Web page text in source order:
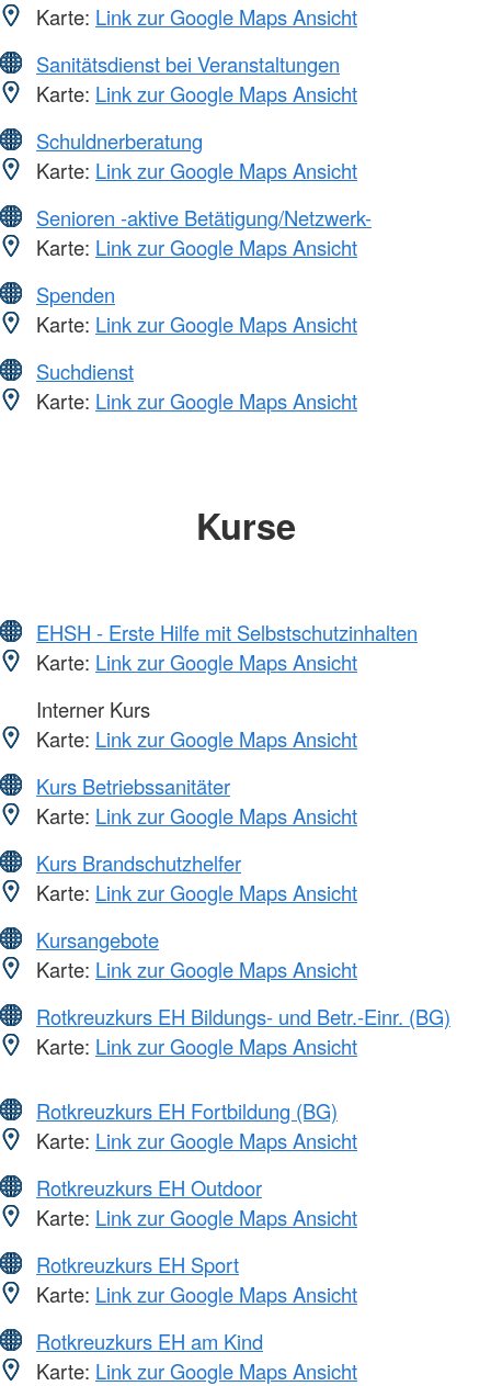
Karte: Link zur Google Maps Ansicht
Sanitätsdienst bei Veranstaltungen
Karte: Link zur Google Maps Ansicht
Schuldnerberatung
Karte: Link zur Google Maps Ansicht
Senioren -aktive Betätigung/Netzwerk-
Karte: Link zur Google Maps Ansicht
Spenden
Karte: Link zur Google Maps Ansicht
Suchdienst
Karte: Link zur Google Maps Ansicht
Kurse
EHSH - Erste Hilfe mit Selbstschutzinhalten
Karte: Link zur Google Maps Ansicht
Interner Kurs
Karte: Link zur Google Maps Ansicht
Kurs Betriebssanitäter
Karte: Link zur Google Maps Ansicht
Kurs Brandschutzhelfer
Karte: Link zur Google Maps Ansicht
Kursangebote
Karte: Link zur Google Maps Ansicht
Rotkreuzkurs EH Bildungs- und Betr.-Einr. (BG)
Karte: Link zur Google Maps Ansicht
Rotkreuzkurs EH Fortbildung (BG)
Karte: Link zur Google Maps Ansicht
Rotkreuzkurs EH Outdoor
Karte: Link zur Google Maps Ansicht
Rotkreuzkurs EH Sport
Karte: Link zur Google Maps Ansicht
Rotkreuzkurs EH am Kind
Karte: Link zur Google Maps Ansicht